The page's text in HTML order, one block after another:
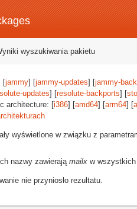
wyszukiwania pakietu
[jammy] [jammy-updates] [jammy-
updates] [resolute-backports] [
architecture: [i386] [amd64] [arm64] [
wyświetlone w związku z
nazwy zawierają mailx w
nie przyniosło rezultatu.